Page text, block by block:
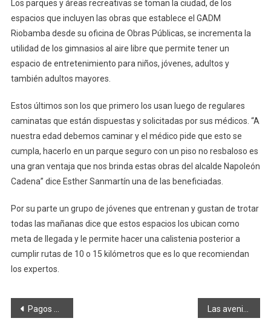
Los parques y áreas recreativas se toman la ciudad, de los
espacios que incluyen las obras que establece el GADM
Riobamba desde su oficina de Obras Públicas, se incrementa la
utilidad de los gimnasios al aire libre que permite tener un
espacio de entretenimiento para niños, jóvenes, adultos y
también adultos mayores.
Estos últimos son los que primero los usan luego de regulares
caminatas que están dispuestas y solicitadas por sus médicos. “A
nuestra edad debemos caminar y el médico pide que esto se
cumpla, hacerlo en un parque seguro con un piso no resbaloso es
una gran ventaja que nos brinda estas obras del alcalde Napoleón
Cadena” dice Esther Sanmartín una de las beneficiadas.
Por su parte un grupo de jóvenes que entrenan y gustan de trotar
todas las mañanas dice que estos espacios los ubican como
meta de llegada y le permite hacer una calistenia posterior a
cumplir rutas de 10 o 15 kilómetros que es lo que recomiendan
los expertos.
Navegación
Pagos de tributos desde enero